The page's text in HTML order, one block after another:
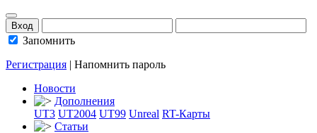
Запомнить
Регистрация | Напомнить пароль
Новости
Дополнения
UT3 UT2004 UT99 Unreal RT-Карты
Статьи